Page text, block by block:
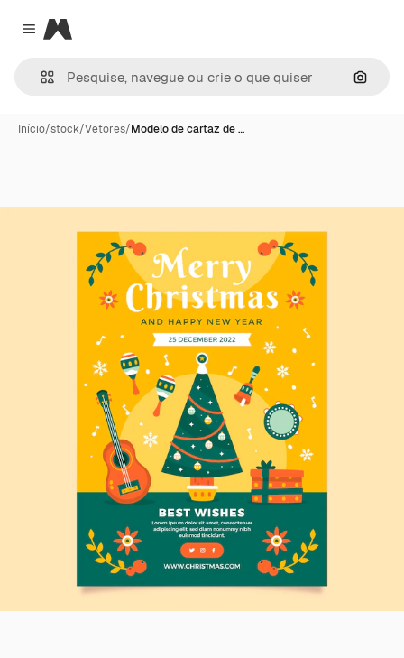
Close menu
Magnific
Início/stock/Vetores/Modelo de cartaz de …